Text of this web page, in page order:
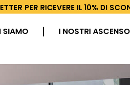
PER RICEVERE IL 10% DI
SIAMO I NOSTRI